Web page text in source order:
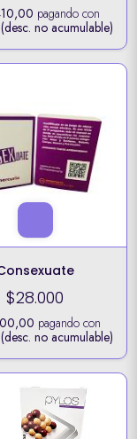
pagando con
no acumulable)
$28.000
pagando con
no acumulable)